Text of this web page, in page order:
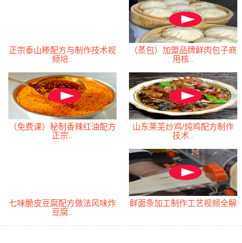
正宗泰山糁配方与制作技术视
频培..
（蒸包）加盟品牌鲜肉包子商
用核..
（免费课）秘制香辣红油配方
正宗..
山东莱芜炒鸡/炖鸡配方制作
技术..
七味脆皮豆腐配方做法风味炸
豆腐..
鲜面条加工制作工艺视频全解